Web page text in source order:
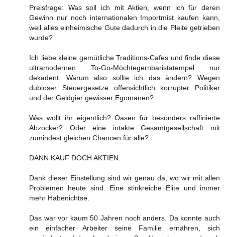
Preisfrage: Was soll ich mit Aktien, wenn ich für deren
Gewinn nur noch internationalen Importmist kaufen kann,
weil alles einheimische Gute dadurch in die Pleite getrieben
wurde?
Ich liebe kleine gemütliche Traditions-Cafes und finde diese
ultramodernen To-Go-Möchtegernbaristatempel nur
dekadent. Warum also sollte ich das ändern? Wegen
dubioser Steuergesetze offensichtlich korrupter Politiker
und der Geldgier gewisser Egomanen?
Was wollt ihr eigentlich? Oasen für besonders raffinierte
Abzocker? Oder eine intakte Gesamtgesellschaft mit
zumindest gleichen Chancen für alle?
DANN KAUF DOCH AKTIEN.
Dank dieser Einstellung sind wir genau da, wo wir mit allen
Problemen heute sind. Eine stinkreiche Elite und immer
mehr Habenichtse.
Das war vor kaum 50 Jahren noch anders. Da konnte auch
ein einfacher Arbeiter seine Familie ernähren, sich